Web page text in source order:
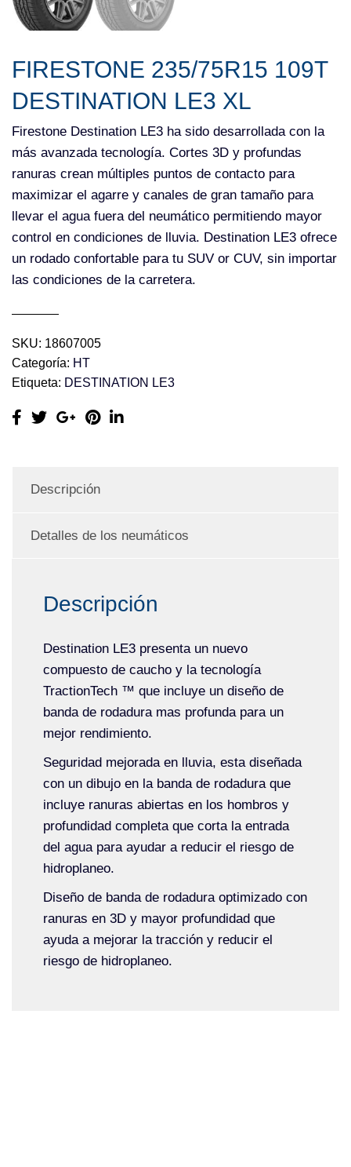
FIRESTONE 235/75R15 109T
DESTINATION LE3 XL
Firestone Destination LE3 ha sido desarrollada con la
más avanzada tecnología. Cortes 3D y profundas
ranuras crean múltiples puntos de contacto para
maximizar el agarre y canales de gran tamaño para
llevar el agua fuera del neumático permitiendo mayor
control en condiciones de lluvia. Destination LE3 ofrece
un rodado confortable para tu SUV or CUV, sin importar
las condiciones de la carretera.
SKU: 18607005
Categoría: HT
Etiqueta: DESTINATION LE3
Descripción
Detalles de los neumáticos
Descripción
Destination LE3 presenta un nuevo
compuesto de caucho y la tecnología
TractionTech ™ que incluye un diseño de
banda de rodadura mas profunda para un
mejor rendimiento.
Seguridad mejorada en lluvia, esta diseñada
con un dibujo en la banda de rodadura que
incluye ranuras abiertas en los hombros y
profundidad completa que corta la entrada
del agua para ayudar a reducir el riesgo de
hidroplaneo.
Diseño de banda de rodadura optimizado con
ranuras en 3D y mayor profundidad que
ayuda a mejorar la tracción y reducir el
riesgo de hidroplaneo.